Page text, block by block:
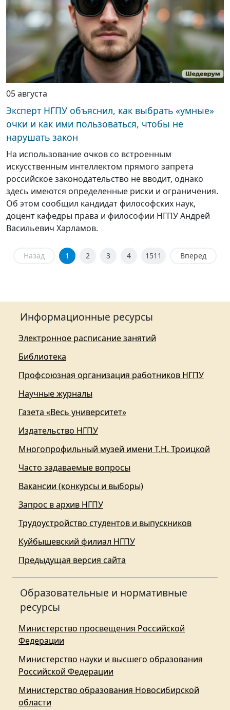
05 августа
Эксперт НГПУ объяснил, как выбрать «умные»
очки и как ими пользоваться, чтобы не
нарушать закон
На использование очков со встроенным
искусственным интеллектом прямого запрета
российское законодательство не вводит, однако
здесь имеются определенные риски и ограничения.
Об этом сообщил кандидат философских наук,
доцент кафедры права и философии НГПУ Андрей
Васильевич Харламов.
Назад 1 2 3 4 1511 Вперед
Информационные ресурсы
Электронное расписание занятий
Библиотека
Профсоюзная организация работников НГПУ
Научные журналы
Газета «Весь университет»
Издательство НГПУ
Многопрофильный музей имени Т.Н. Троицкой
Часто задаваемые вопросы
Вакансии (конкурсы и выборы)
Запрос в архив НГПУ
Трудоустройство студентов и выпускников
Куйбышевский филиал НГПУ
Предыдущая версия сайта
Образовательные и нормативные
ресурсы
Министерство просвещения Российской
Федерации
Министерство науки и высшего образования
Российской Федерации
Министерство образования Новосибирской
области